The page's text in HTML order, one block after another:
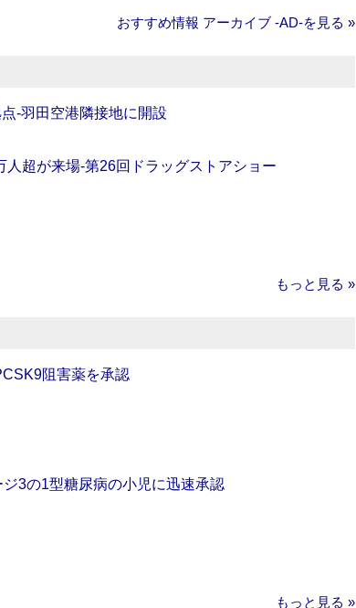
おすすめ情報 アーカイブ ‐AD‐を見る »
‐羽田空港隣接地に開設
人超が来場‐第26回ドラッグストアショー
もっと見る »
阻害薬を承認
3の1型糖尿病の小児に迅速承認
もっと見る »